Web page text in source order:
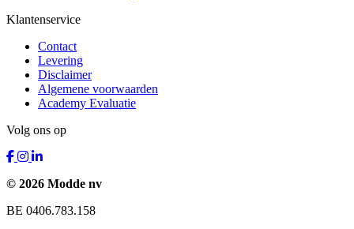
Klantenservice
Contact
Levering
Disclaimer
Algemene voorwaarden
Academy Evaluatie
Volg ons op
© 2026 Modde nv
BE 0406.783.158